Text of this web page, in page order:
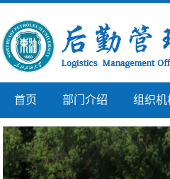
首页 部门介绍 组织机